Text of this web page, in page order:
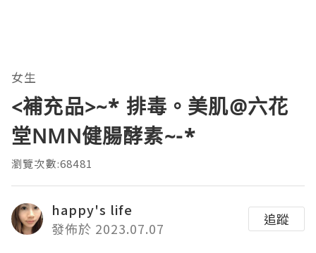
女生
<補充品>~* 排毒。美肌@六花
堂NMN健腸酵素~-*
瀏覽次數:68481
happy's life
發佈於 2023.07.07
追蹤